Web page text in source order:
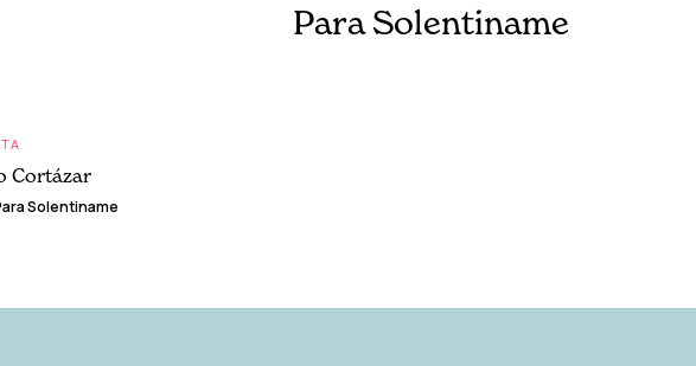
Para Solentiname
Cortázar
Solentiname